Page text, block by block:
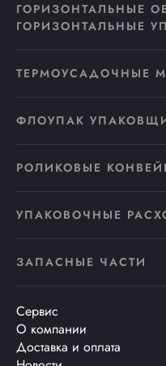
ГОРИЗОНТАЛЬНЫЕ
ГОРИЗОНТАЛЬНЫЕ
ТЕРМОУСАДОЧНЫЕ
ФЛОУПАК
РОЛИКОВЫЕ
УПАКОВОЧНЫЕ
ЗАПАСНЫЕ ЧАСТИ
Сервис
О компании
Доставка и оплата